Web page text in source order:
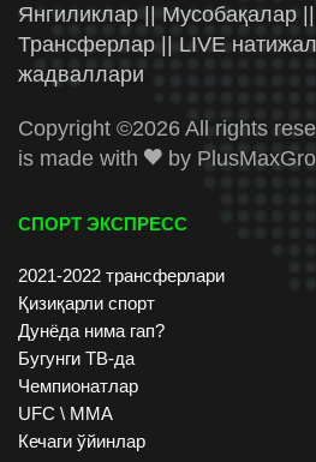
Янгиликлар || Мусобақалар
Трансферлар || LIVE
жадваллари
Copyright ©2026 All rights
is made with
by
СПОРТ ЭКСПРЕСС
2021-2022 трансферлари
Қизиқарли спорт
Дунёда нима гап?
Бугунги ТВ-да
Чемпионатлар
UFC \ ММА
Кечаги ўйинлар